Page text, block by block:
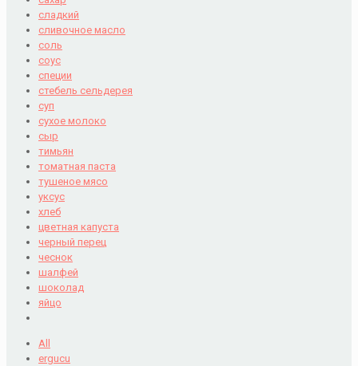
сладкий
сливочное масло
соль
соус
специи
стебель сельдерея
суп
сухое молоко
сыр
тимьян
томатная паста
тушеное мясо
уксус
хлеб
цветная капуста
черный перец
чеснок
шалфей
шоколад
яйцо
All
ergucu